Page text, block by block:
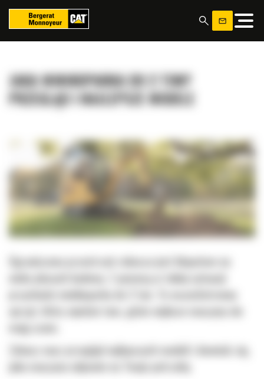
JAKA MINIKOPARKA DO 2 TON?
PRZEGLĄD I NAJLEPSZE MODELE
Ograniczona przestrzeń robocza jest kłopotem na
wielu placach budowy. Z pomocą w takiej sytuacji
przychodzi minikoparka do 2 ton. To wszechstronny
sprzęt, który wjedzie tam, gdzie większe maszyny nie
mają szans.
Zobacz nasz przegląd najlepszych modeli i dowiedz się,
jaka maszyna odpowie na Twoje potrzeby.
Panel zarządzania plikami cookies